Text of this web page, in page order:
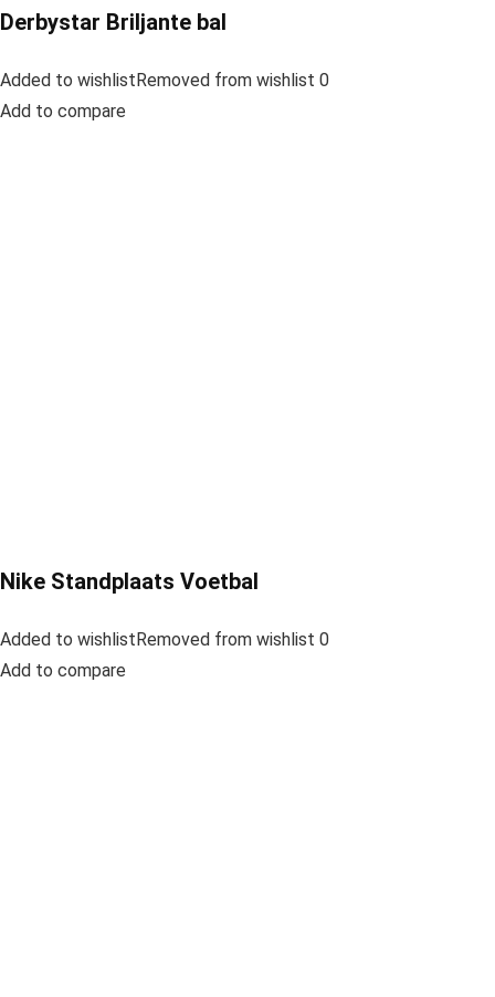
Derbystar Briljante bal
Added to wishlistRemoved from wishlist 0
Add to compare
Nike Standplaats Voetbal
Added to wishlistRemoved from wishlist 0
Add to compare